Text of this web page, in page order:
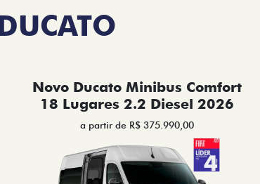
Novo Ducato Minibus Comfort
18 Lugares 2.2 Diesel 2026
a partir de R$ 375.990,00